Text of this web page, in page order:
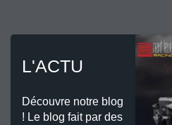
L'ACTU
Découvre notre blog
! Le blog fait par des